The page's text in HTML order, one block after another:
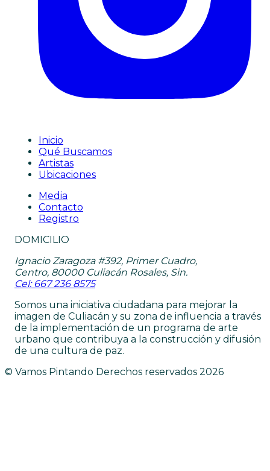
Inicio
Qué Buscamos
Artistas
Ubicaciones
Media
Contacto
Registro
DOMICILIO
Ignacio Zaragoza #392, Primer Cuadro,
Centro, 80000 Culiacán Rosales, Sin.
Cel: 667 236 8575
Somos una iniciativa ciudadana para mejorar la
imagen de Culiacán y su zona de influencia a través
de la implementación de un programa de arte
urbano que contribuya a la construcción y difusión
de una cultura de paz.
© Vamos Pintando Derechos reservados 2026